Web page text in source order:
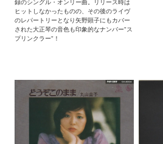
録のシングル・オンリー曲。リリース時は
ヒットしなかったものの、その後のライヴ
のレパートリーとなり矢野顕子にもカバー
された大正琴の音色も印象的なナンバー"ス
プリンクラー"！